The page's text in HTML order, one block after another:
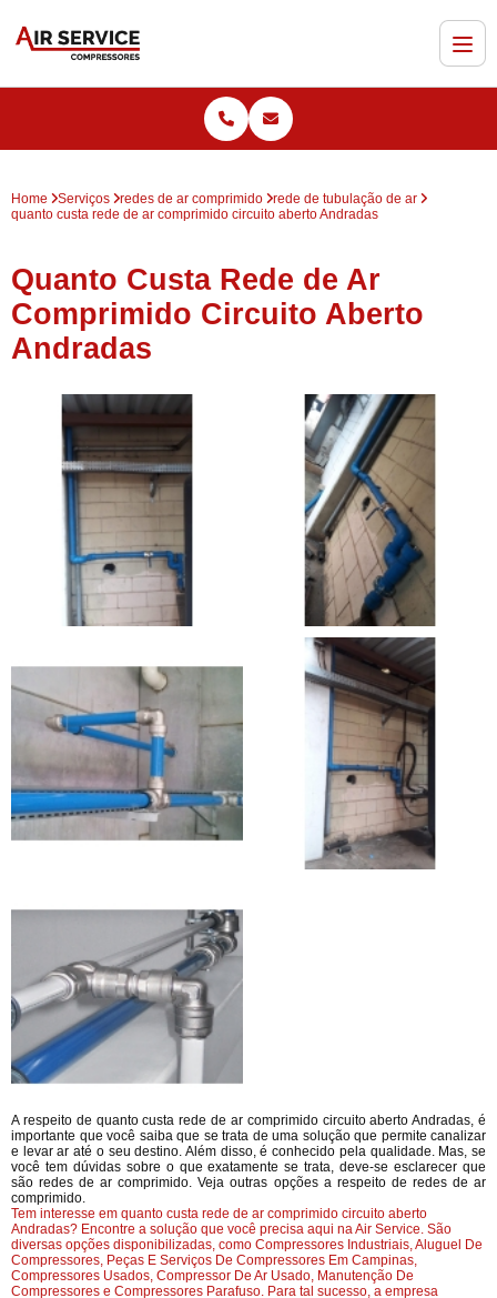
Home Serviços redes de ar comprimido
rede de tubulação de ar
quanto custa rede de ar comprimido circuito aberto Andradas
Quanto Custa Rede de Ar
Comprimido Circuito Aberto
Andradas
A respeito de quanto custa rede de ar comprimido circuito aberto Andradas, é
importante que você saiba que se trata de uma solução que permite canalizar
e levar ar até o seu destino. Além disso, é conhecido pela qualidade. Mas, se
você tem dúvidas sobre o que exatamente se trata, deve-se esclarecer que
são redes de ar comprimido. Veja outras opções a respeito de redes de ar
comprimido.
Tem interesse em quanto custa rede de ar comprimido circuito aberto
Andradas? Encontre a solução que você precisa aqui na Air Service. São
diversas opções disponibilizadas, como Compressores Industriais, Aluguel De
Compressores, Peças E Serviços De Compressores Em Campinas,
Compressores Usados, Compressor De Ar Usado, Manutenção De
Compressores e Compressores Parafuso. Para tal sucesso, a empresa